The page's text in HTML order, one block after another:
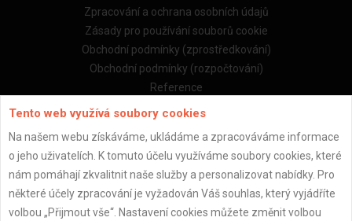
Zpracování a ochrana osobních údajů
Zásady pro používání souborů cookie
Obchodní podmínky (zprostředkování)
Obchodní podmínky (rozpočtování)
Reference
Naše excelové tabulky online
Naše služby
Servis pro stavební firmy
Zprostředkování řemeslníků
Zprostředkování samotných prací
Tento web využívá soubory cookies
Na našem webu získáváme, ukládáme a zpracováváme informace
o jeho uživatelích. K tomuto účelu využíváme soubory cookies, které
nám pomáhají zkvalitnit naše služby a personalizovat nabídky. Pro
některé účely zpracování je vyžadován Váš souhlas, který vyjádříte
volbou „Přijmout vše“. Nastavení cookies můžete změnit volbou